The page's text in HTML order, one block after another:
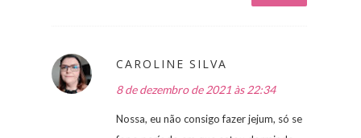
CAROLINE SILVA
8 de dezembro de 2021 às 22:34
Nossa, eu não consigo fazer jejum, só se